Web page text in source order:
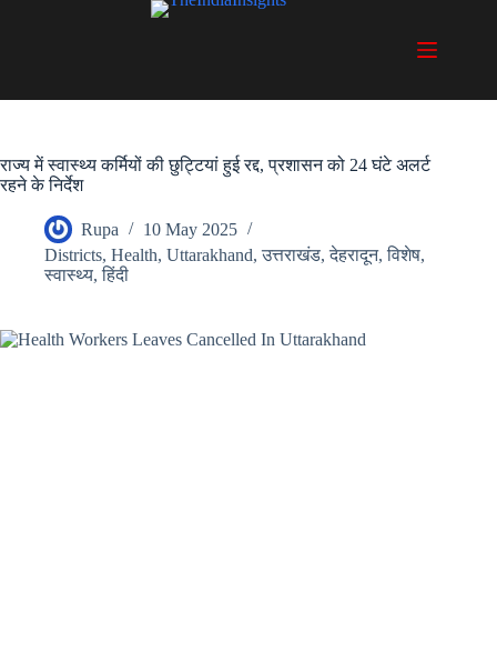
राज्य में स्वास्थ्य कर्मियों की छुट्टियां हुई रद्द, प्रशासन को 24 घंटे अलर्ट
रहने के निर्देश
Rupa
10 May 2025
Districts, Health, Uttarakhand,उत्तराखंड,देहरादून,विशेष,
स्वास्थ्य,हिंदी